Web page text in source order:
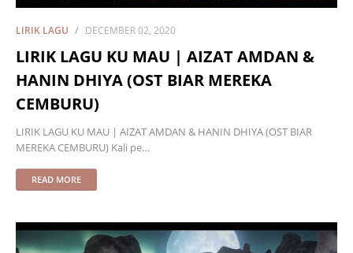
LIRIK LAGU DECEMBER 02, 2020
LIRIK LAGU KU MAU | AIZAT AMDAN &
HANIN DHIYA (OST BIAR MEREKA
CEMBURU)
LIRIK LAGU KU MAU | AIZAT AMDAN & HANIN DHIYA (OST BIAR
MEREKA CEMBURU) Kali pe…
READ MORE